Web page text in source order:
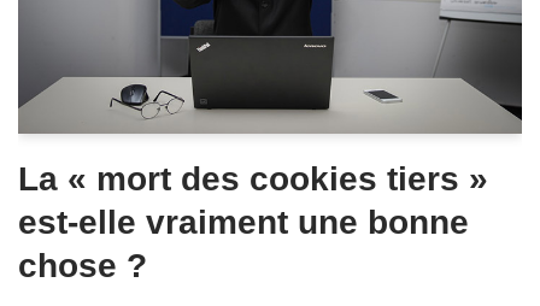
La « mort des cookies tiers »
est-elle vraiment une bonne
chose ?